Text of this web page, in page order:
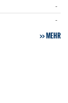
-
-
MEHR